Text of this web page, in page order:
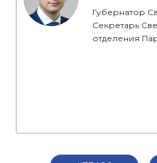
Губернатор
Секретарь
отделения